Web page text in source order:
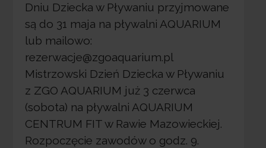
Dniu Dziecka w Pływaniu przyjmowane
są do 31 maja na pływalni AQUARIUM
lub mailowo:
rezerwacje@zgoaquarium.pl
Mistrzowski Dzień Dziecka w Pływaniu
z ZGO AQUARIUM już 3 czerwca
(sobota) na pływalni AQUARIUM
CENTRUM FIT w Rawie Mazowieckiej.
Rozpoczęcie zawodów o godz. 9.